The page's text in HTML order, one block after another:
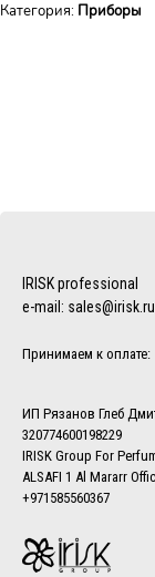
Категория: Приборы
IRISK professional
e-mail: sales@irisk.ru
Принимаем к оплате:
ИП Рязанов Глеб
320774600198229
IRISK Group For
ALSAFI 1 Al Mararr
+971585560367